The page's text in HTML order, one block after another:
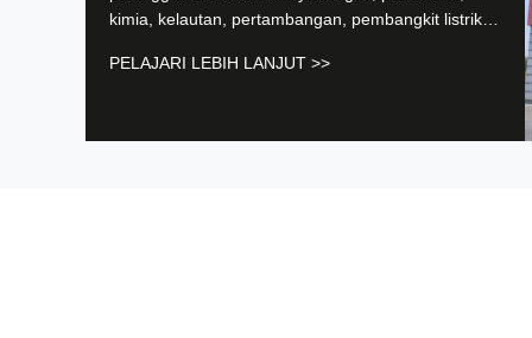
kimia, kelautan, pertambangan, pembangkit listrik,
dunia. Dengan pengalaman bertahun-tahun dalam
PELAJARI LEBIH LANJUT >>
memberi tim kami ketenangan pikiran dalam kondisi
------ Marcus Thorne